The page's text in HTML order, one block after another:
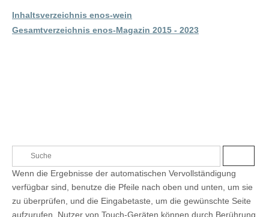
Inhaltsverzeichnis enos-wein
Gesamtverzeichnis enos-Magazin 2015 - 2023
e
E
Wenn die Ergebnisse der automatischen Vervollständigung
verfügbar sind, benutze die Pfeile nach oben und unten, um sie
zu überprüfen, und die Eingabetaste, um die gewünschte Seite
aufzurufen. Nutzer von Touch-Geräten können durch Berührung